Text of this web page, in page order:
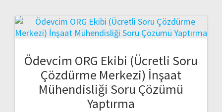
Ödevcim ORG Ekibi (Ücretli Soru
Çözdürme Merkezi) İnşaat
Mühendisliği Soru Çözümü
Yaptırma